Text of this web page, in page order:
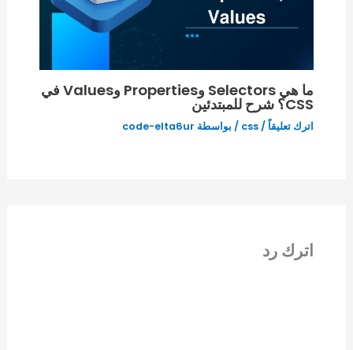
ما هي Selectors وProperties وValues في
CSS؟ شرح للمبتدئين
اترك تعليقاً /
css / بواسطة code-elta6ur
اترك رد